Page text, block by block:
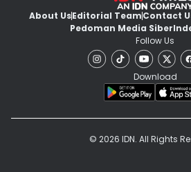
About UsEditorial TeamContact
Pedoman Media Siber
Follow Us
Download
© 2026 IDN. All Rights